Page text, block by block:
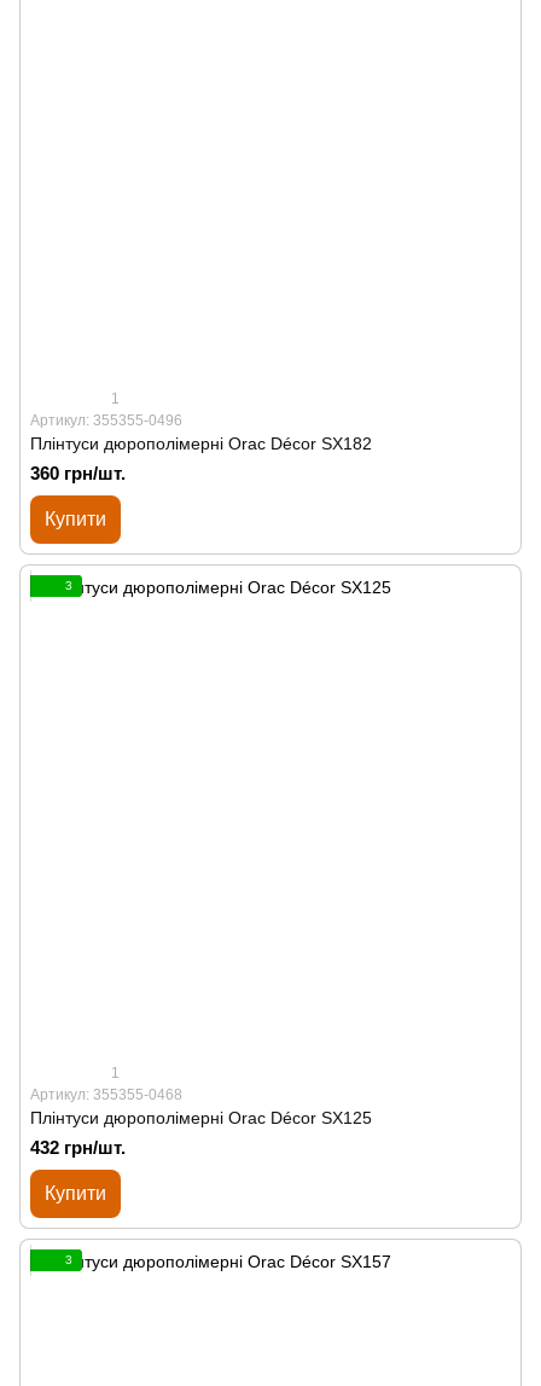
1
Артикул: 355355-0496
Плінтуси дюрополімерні Orac Décor SX182
360 грн/шт.
Купити
3
1
Артикул: 355355-0468
Плінтуси дюрополімерні Orac Décor SX125
432 грн/шт.
Купити
3